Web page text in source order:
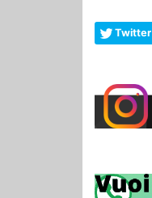
Twitter